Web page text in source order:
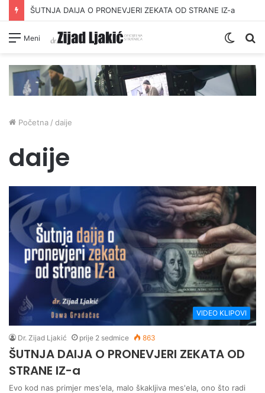
ŠUTNJA DAIJA O PRONEVJERI ZEKATA OD STRANE IZ-a
Meni
Switch
Početna / daije
daije
VIDEO KLIPOVI
Dr. Zijad Ljakić prije 2 sedmice 863
ŠUTNJA DAIJA O PRONEVJERI ZEKATA OD
STRANE IZ-a
Evo kod nas primjer mes'ela, malo škakljiva mes'ela, ono što radi